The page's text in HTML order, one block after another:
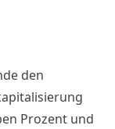
den
Prozent und